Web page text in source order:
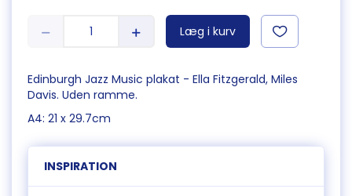
Læg i kurv
Edinburgh Jazz Music plakat - Ella Fitzgerald, Miles
Davis. Uden ramme.
A4: 21 x 29.7cm
INSPIRATION